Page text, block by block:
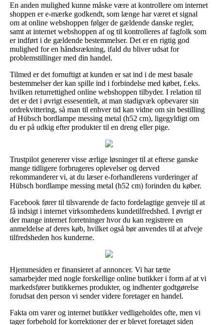
En anden mulighed kunne måske være at kontrollere om internet
shoppen er e-mærke godkendt, som længe har været et signal
om at online webshoppen følger de gældende danske regler,
samt at internet webshoppen af og til kontrolleres af fagfolk som
er indført i de gældende bestemmelser. Det er en rigtig god
mulighed for en håndsrækning, ifald du bliver udsat for
problemstillinger med din handel.
Tilmed er det fornuftigt at kunden er sat ind i de mest basale
bestemmelser der kan spille ind i forbindelse med købet, f.eks.
hvilken returrettighed online webshoppen tilbyder. I relation til
det er det i øvrigt essesentielt, at man stadigvæk opbevarer sin
ordrekvittering, så man til enhver tid kan vidne om sin bestilling
af Hübsch bordlampe messing metal (h52 cm), ligegyldigt om
du er på udkig efter produkter til en dreng eller pige.
Trustpilot genererer visse ærlige løsninger til at efterse ganske
mange tidligere forbrugeres oplevelser og derved
rekommanderer vi, at du læser e-forhandlerens vurderinger af
Hübsch bordlampe messing metal (h52 cm) forinden du køber.
Facebook fører til tilsvarende de facto fordelagtige genveje til at
få indsigt i internet virksomhedens kundetilfredshed. I øvrigt er
der mange internet forretninger hvor du kan registrere en
anmeldelse af deres køb, hvilket også bør anvendes til at afveje
tilfredsheden hos kunderne.
Hjemmesiden er finansieret af annoncer. Vi har tætte
samarbejder med nogle forskellige online butikker i form af at vi
markedsfører butikkernes produkter, og indhenter godtgørelse
forudsat den person vi sender videre foretager en handel.
Fakta om varer og internet butikker vedligeholdes ofte, men vi
tager forbehold for korrektioner der er blevet foretaget siden